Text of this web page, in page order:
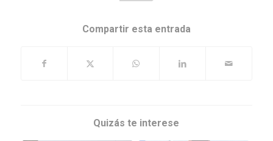
Compartir esta entrada
Quizás te interese